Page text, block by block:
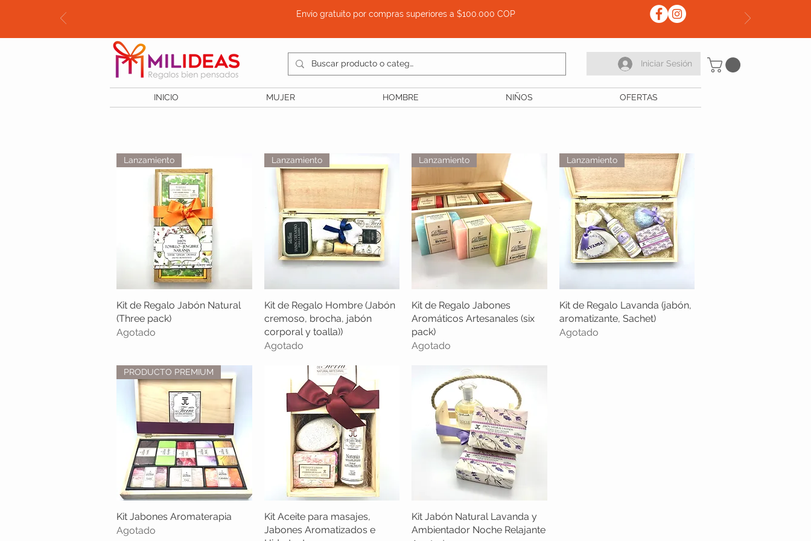
Envío gratuito por compras superiores a $100.000 COP
Iniciar Sesión
INICIO MUJER HOMBRE NIÑOS OFERTAS
Vista rápida
Lanzamiento
Kit de Regalo Jabón Natural
(Three pack)
Agotado
Vista rápida
Lanzamiento
Kit de Regalo Hombre (Jabón
cremoso, brocha, jabón
corporal y toalla))
Agotado
Vista rápida
Lanzamiento
Kit de Regalo Jabones
Aromáticos Artesanales (six
pack)
Agotado
Vista rápida
Lanzamiento
Kit de Regalo Lavanda (jabón,
aromatizante, Sachet)
Agotado
Vista rápida
PRODUCTO PREMIUM
Kit Jabones Aromaterapia
Agotado
Vista rápida
Kit Aceite para masajes,
Jabones Aromatizados e
Vista rápida
Kit Jabón Natural Lavanda y
Ambientador Noche Relajante